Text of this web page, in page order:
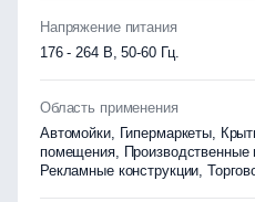
Напряжение питания
176 - 264 В, 50-60 Гц.
Область применения
Автомойки, Гипермаркеты,
помещения,
Рекламные конструкции,